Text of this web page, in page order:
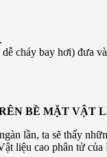
cháy bay hơi) đưa
BỀ MẶT VẬT
lần, ta sẽ thấy
liệu cao phân tử